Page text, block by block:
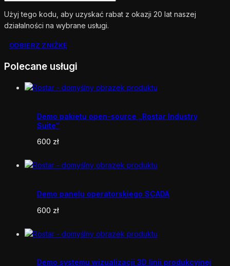
Użyj tego kodu, aby uzyskać rabat z okazji 20 lat naszej
działalności na wybrane usługi.
ODBIERZ ZNIŻKĘ
Polecane usługi
Demo pakietu open-source „Rostar Industry
Suite”
600 zł
Demo panelu operatorskiego SCADA
600 zł
Demo systemu wizualizacji 3D linii produkcyjnej